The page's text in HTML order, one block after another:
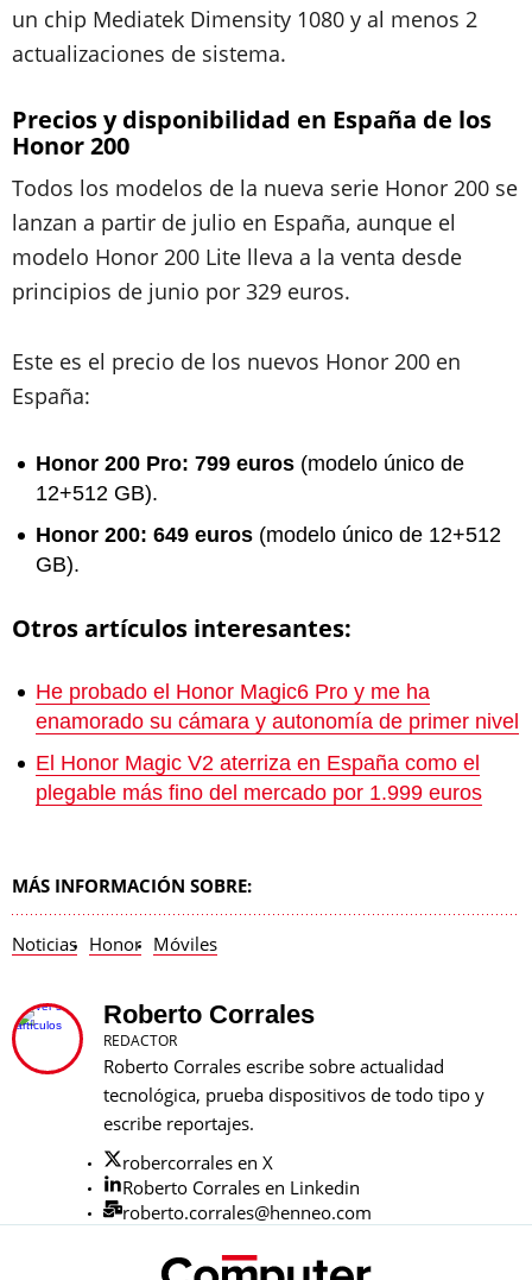
un chip Mediatek Dimensity 1080 y al menos 2
actualizaciones de sistema.
Precios y disponibilidad en España de los
Honor 200
Todos los modelos de la nueva serie Honor 200 se
lanzan a partir de julio en España, aunque el
modelo Honor 200 Lite lleva a la venta desde
principios de junio por 329 euros.
Este es el precio de los nuevos Honor 200 en
España:
Honor 200 Pro: 799 euros (modelo único de
12+512 GB).
Honor 200: 649 euros (modelo único de 12+512
GB).
Otros artículos interesantes:
He probado el Honor Magic6 Pro y me ha
enamorado su cámara y autonomía de primer nivel
El Honor Magic V2 aterriza en España como el
plegable más fino del mercado por 1.999 euros
MÁS INFORMACIÓN SOBRE:
Noticias Honor Móviles
Roberto Corrales
REDACTOR
Roberto Corrales escribe sobre actualidad
tecnológica, prueba dispositivos de todo tipo y
escribe reportajes.
robercorrales en X
Roberto Corrales en Linkedin
roberto.corrales@henneo.com